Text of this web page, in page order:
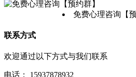
免费心理咨询【预
联系方式
欢迎通过以下方式与我们联系
电话： 15937878932